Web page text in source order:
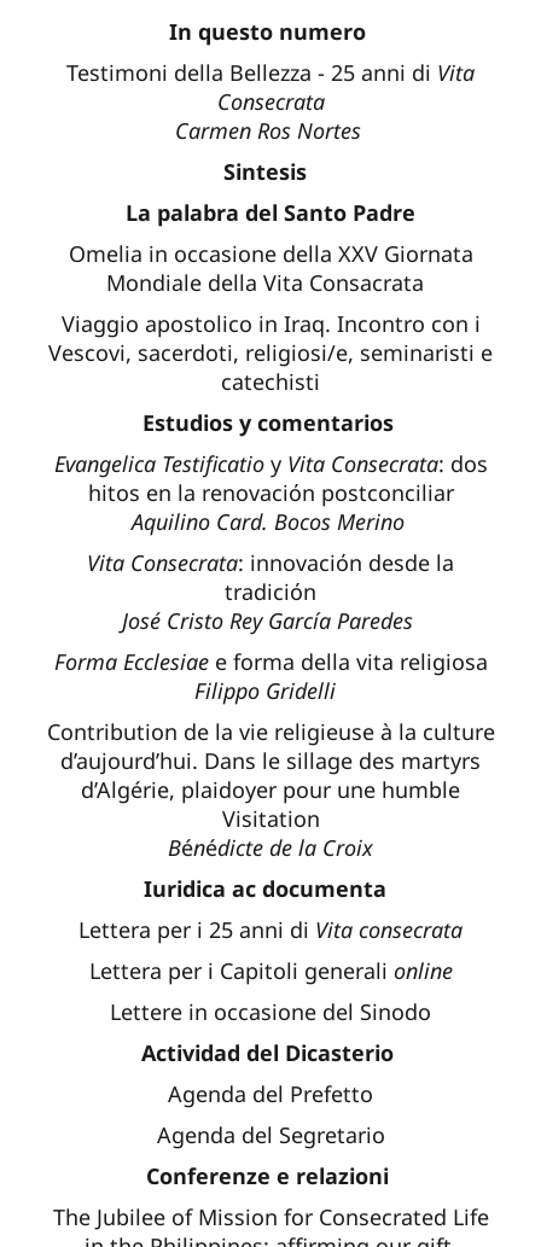
In questo numero
Testimoni della Bellezza - 25 anni di Vita
Consecrata
Carmen Ros Nortes
Sintesis
La palabra del Santo Padre
Omelia in occasione della XXV Giornata
Mondiale della Vita Consacrata
Viaggio apostolico in Iraq. Incontro con i
Vescovi, sacerdoti, religiosi/e, seminaristi e
catechisti
Estudios y comentarios
Evangelica Testificatio y Vita Consecrata: dos
hitos en la renovaciόn postconciliar
Aquilino Card. Bocos Merino
Vita Consecrata: innovaciόn desde la
tradiciόn
José Cristo Rey García Paredes
Forma Ecclesiae e forma della vita religiosa
Filippo Gridelli
Contribution de la vie religieuse à la culture
d’aujourd’hui. Dans le sillage des martyrs
d’Algérie, plaidoyer pour une humble
Visitation
Bénédicte de la Croix
Iuridica ac documenta
Lettera per i 25 anni di Vita consecrata
Lettera per i Capitoli generali online
Lettere in occasione del Sinodo
Actividad del Dicasterio
Agenda del Prefetto
Agenda del Segretario
Conferenze e relazioni
The Jubilee of Mission for Consecrated Life